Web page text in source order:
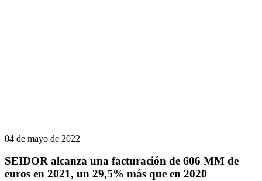
04 de mayo de 2022
SEIDOR alcanza una facturación de 606 MM de
euros en 2021, un 29,5% más que en 2020